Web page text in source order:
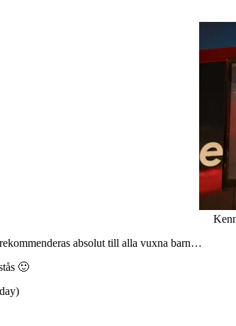
absolut till alla vuxna barn…
🙂